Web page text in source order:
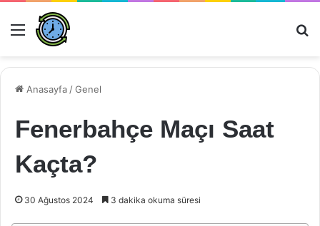
Menü
Anasayfa /Genel
Fenerbahçe Maçı Saat
Kaçta?
30 Ağustos 2024 3 dakika okuma süresi